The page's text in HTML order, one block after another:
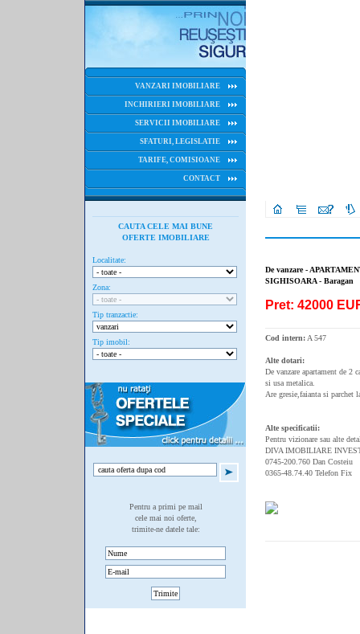
VANZARI IMOBILIARE
INCHIRIERI IMOBILIARE
SERVICII IMOBILIARE
SFATURI, LEGISLATIE
TARIFE, COMISIOANE
CONTACT
CAUTA CELE MAI BUNE
OFERTE IMOBILIARE
Localitate:
Zona:
Tip tranzactie:
Tip imobil:
Pentru a primi pe mail
cele mai noi oferte,
trimite-ne datele tale:
De vanzare -
SIGHISOARA - Baragan
Pret: 42000
Cod intern: A 547
Alte dotari:
De vanzare apartament de 2
si usa metalica.
Are gresie,faianta si parchet
Alte specificatii:
Pentru vizionare sau alte
DIVA IMOBILIARE
0745-200.760 Dan Costeiu
0365-48.74.40 Telefon Fix